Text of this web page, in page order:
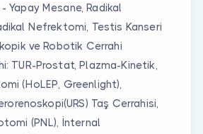
- Yapay Mesane, Radikal
Nefrektomi, Testis Kanseri
ve Robotik Cerrahi
TUR-Prostat, Plazma-Kinetik,
(HoLEP, Greenlight),
Taş Cerrahisi,
(PNL), İnternal